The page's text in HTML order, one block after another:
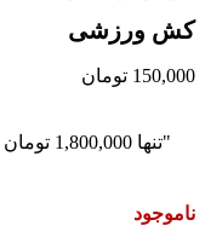
کش ورزشی
150,000 تومان
"تنها 1,800,000 تومان
ناموجود